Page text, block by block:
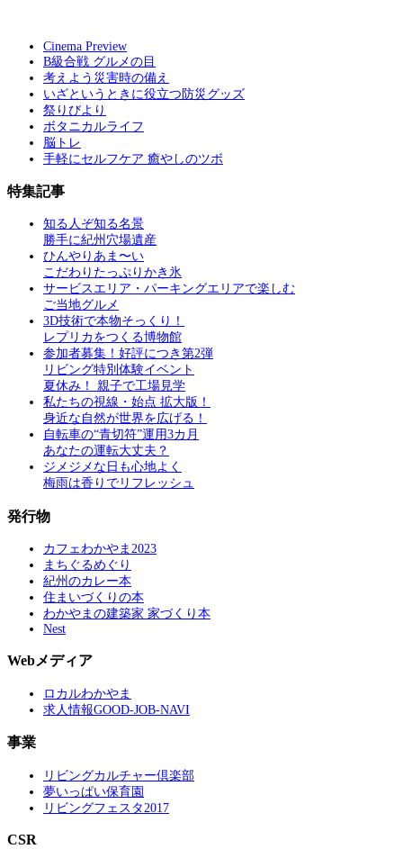
Cinema Preview
B級合戦 グルメの目
考えよう災害時の備え
いざというときに役立つ防災グッズ
祭りびより
ボタニカルライフ
脳トレ
手軽にセルフケア 癒やしのツボ
特集記事
知る人ぞ知る名景
勝手に紀州穴場遺産
ひんやりあま〜い
こだわりたっぷりかき氷
サービスエリア・パーキングエリアで楽しむ
ご当地グルメ
3D技術で本物そっくり！
レプリカをつくる博物館
参加者募集！好評につき第2弾
リビング特別体験イベント
夏休み！ 親子で工場見学
私たちの視線・始点 拡大版！
身近な自然が世界を広げる！
自転車の“青切符”運用3カ月
あなたの運転大丈夫？
ジメジメな日も心地よく
梅雨は香りでリフレッシュ
発行物
カフェわかやま2023
まちぐるめぐり
紀州のカレー本
住まいづくりの本
わかやまの建築家 家づくり本
Nest
Webメディア
ロカルわかやま
求人情報GOOD-JOB-NAVI
事業
リビングカルチャー倶楽部
夢いっぱい保育園
リビングフェスタ2017
CSR